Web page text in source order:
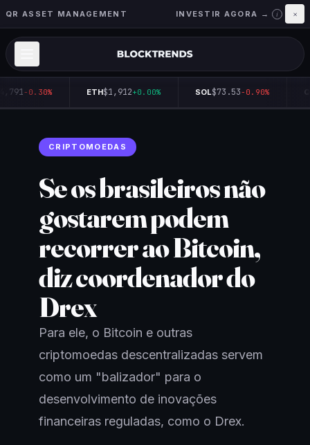
QR ASSET MANAGEMENT INVESTIR AGORA → i ×
-0.30% ETH$1,912+0.00% SOL$73.53-0.90%
CRIPTOMOEDAS
Se os brasileiros não
gostarem podem
recorrer ao Bitcoin,
diz coordenador do
Drex
Para ele, o Bitcoin e outras
criptomoedas descentralizadas servem
como um "balizador" para o
desenvolvimento de inovações
financeiras reguladas, como o Drex.